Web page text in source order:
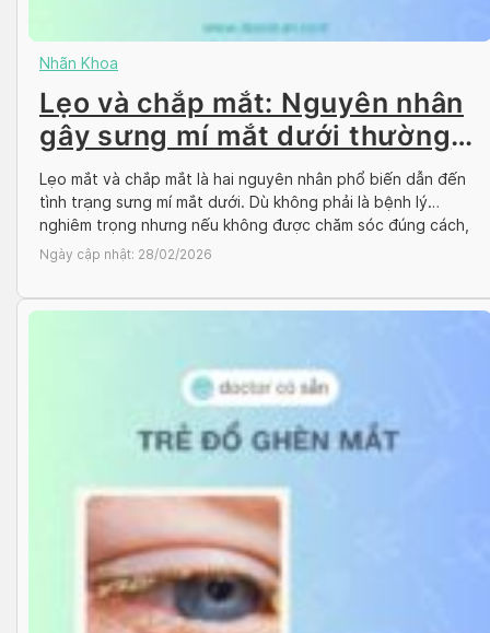
Nhãn Khoa
Lẹo và chắp mắt: Nguyên nhân
gây sưng mí mắt dưới thường
gặp
Lẹo mắt và chắp mắt là hai nguyên nhân phổ biến dẫn đến
tình trạng sưng mí mắt dưới. Dù không phải là bệnh lý
nghiêm trọng nhưng nếu không được chăm sóc đúng cách,
bệnh có thể gây khó chịu, tái phát nhiều lần và gây biến
Ngày cập nhật: 28/02/2026